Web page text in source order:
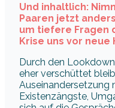
Und inhaltlich:
Paaren jetzt
um tiefere Fragen
Krise uns vor
Durch den
eher verschüttet
Auseinandersetzung
Existenzängste,